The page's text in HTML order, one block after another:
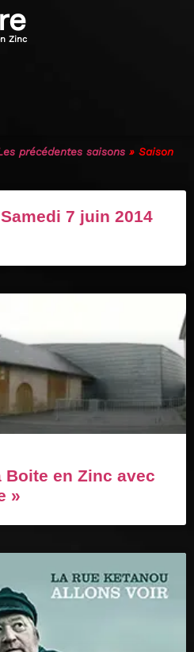
Zinc
précédentes saisons » Saison
7 juin 2014
Boite en Zinc avec
»